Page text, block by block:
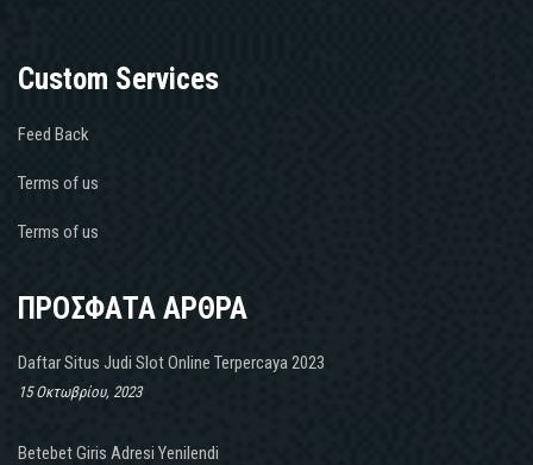
Custom Services
Feed Back
Terms of us
Terms of us
ΠΡΟΣΦΑΤΑ ΑΡΘΡΑ
Daftar Situs Judi Slot Online Terpercaya 2023
15 Οκτωβρίου, 2023
Betebet Giris Adresi Yenilendi